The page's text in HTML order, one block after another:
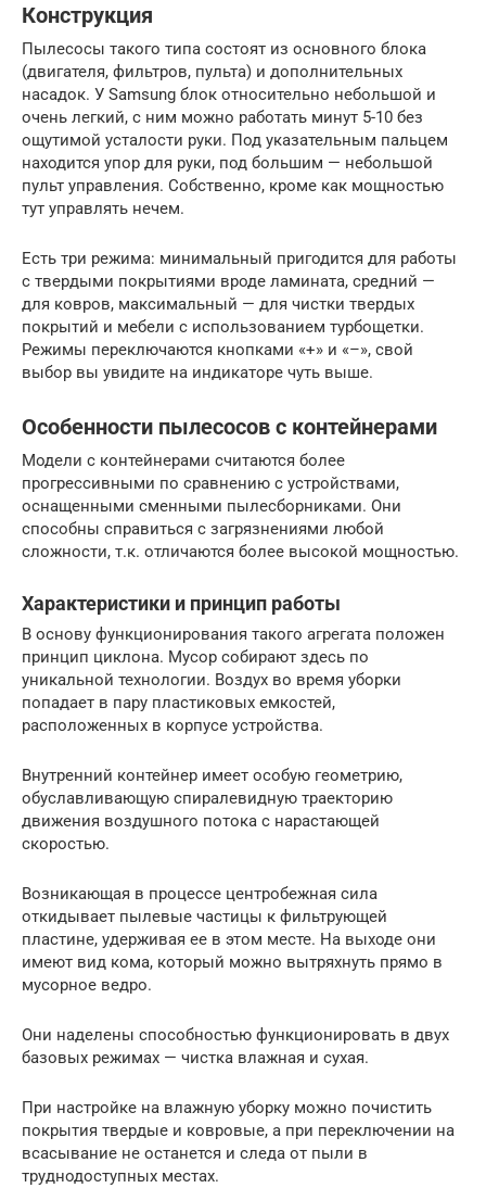
Конструкция
Пылесосы такого типа состоят из основного блока
(двигателя, фильтров, пульта) и дополнительных
насадок. У Samsung блок относительно небольшой и
очень легкий, с ним можно работать минут 5-10 без
ощутимой усталости руки. Под указательным пальцем
находится упор для руки, под большим — небольшой
пульт управления. Собственно, кроме как мощностью
тут управлять нечем.
Есть три режима: минимальный пригодится для работы
с твердыми покрытиями вроде ламината, средний —
для ковров, максимальный — для чистки твердых
покрытий и мебели с использованием турбощетки.
Режимы переключаются кнопками «+» и «–», свой
выбор вы увидите на индикаторе чуть выше.
Особенности пылесосов с контейнерами
Модели с контейнерами считаются более
прогрессивными по сравнению с устройствами,
оснащенными сменными пылесборниками. Они
способны справиться с загрязнениями любой
сложности, т.к. отличаются более высокой мощностью.
Характеристики и принцип работы
В основу функционирования такого агрегата положен
принцип циклона. Мусор собирают здесь по
уникальной технологии. Воздух во время уборки
попадает в пару пластиковых емкостей,
расположенных в корпусе устройства.
Внутренний контейнер имеет особую геометрию,
обуславливающую спиралевидную траекторию
движения воздушного потока с нарастающей
скоростью.
Возникающая в процессе центробежная сила
откидывает пылевые частицы к фильтрующей
пластине, удерживая ее в этом месте. На выходе они
имеют вид кома, который можно вытряхнуть прямо в
мусорное ведро.
Они наделены способностью функционировать в двух
базовых режимах — чистка влажная и сухая.
При настройке на влажную уборку можно почистить
покрытия твердые и ковровые, а при переключении на
всасывание не останется и следа от пыли в
труднодоступных местах.